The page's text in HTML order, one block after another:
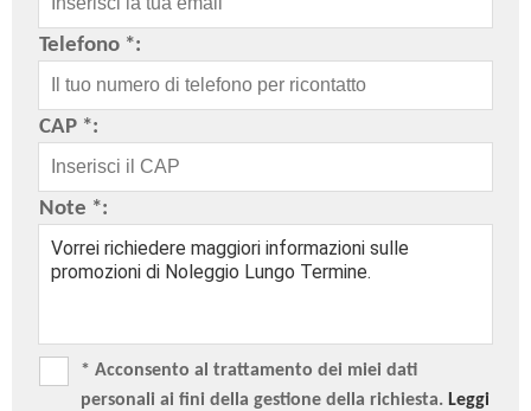
Telefono *:
CAP *:
Note *:
* Acconsento al trattamento dei miei dati
personali ai fini della gestione della richiesta. Leggi